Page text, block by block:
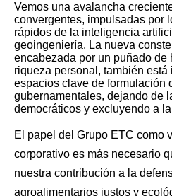
Vemos una avalancha
convergentes, impulsadas por
rápidos de la inteligencia
geoingeniería. La nueva
encabezada por un puñado de
riqueza personal, también
espacios clave de formulación
gubernamentales, dejando de
democráticos y excluyendo a
El papel del Grupo ETC como
corporativo es más necesario
nuestra contribución a la
agroalimentarios justos y